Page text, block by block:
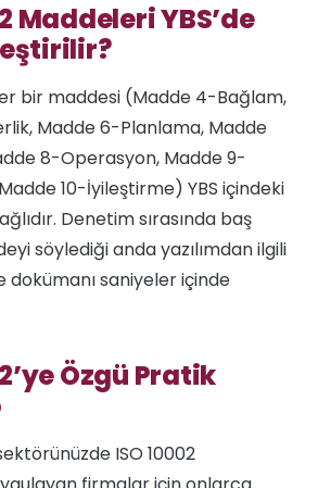
Maddeleri YBS’de
bir maddesi (Madde 4-Bağlam,
Madde 6-Planlama, Madde
8-Operasyon, Madde 9-
10-İyileştirme) YBS içindeki
Denetim sırasında baş
söylediği anda yazılımdan ilgili
dokümanı saniyeler içinde
Özgü Pratik
sektörünüzde ISO 10002